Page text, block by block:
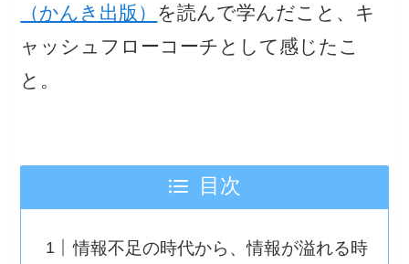
（かんき出版） を読んで学んだこと、キ
ャッシュフローコーチとして感じたこ
と。
目次
情報不足の時代から、情報が溢れる時